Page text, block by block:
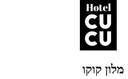
מלון קוקו